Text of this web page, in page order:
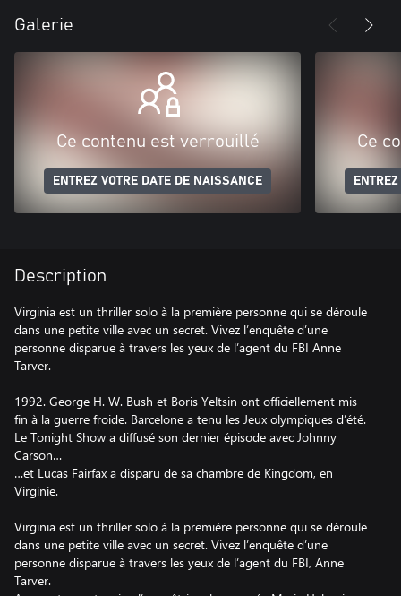
Galerie
Ce contenu est verrouillé
ENTREZ VOTRE DATE DE NAISSANCE
Ce
Description
Virginia est un thriller solo à la première personne qui se déroule
dans une petite ville avec un secret. Vivez l’enquête d’une
personne disparue à travers les yeux de l’agent du FBI Anne
Tarver.
1992. George H. W. Bush et Boris Yeltsin ont officiellement mis
fin à la guerre froide. Barcelone a tenu les Jeux olympiques d’été.
Le Tonight Show a diffusé son dernier épisode avec Johnny
Carson…
…et Lucas Fairfax a disparu de sa chambre de Kingdom, en
Virginie.
Virginia est un thriller solo à la première personne qui se déroule
dans une petite ville avec un secret. Vivez l’enquête d’une
personne disparue à travers les yeux de l’agent du FBI, Anne
Tarver.